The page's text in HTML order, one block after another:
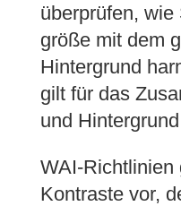
überprüfen,
größe mit dem
Hintergrund
gilt für das
und
WAI-Richtlinien
Kontraste vor,